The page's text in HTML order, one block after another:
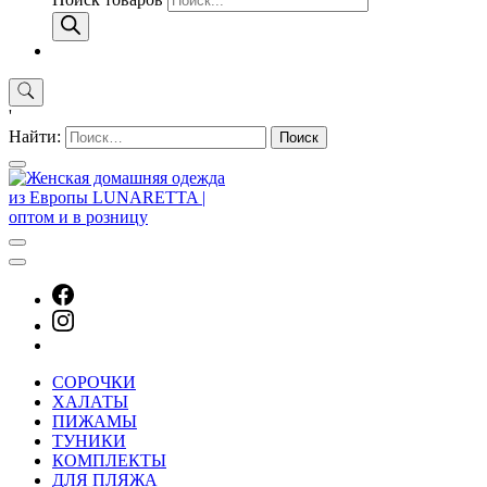
'
Найти:
СОРОЧКИ
ХАЛАТЫ
ПИЖАМЫ
ТУНИКИ
КОМПЛЕКТЫ
ДЛЯ ПЛЯЖА